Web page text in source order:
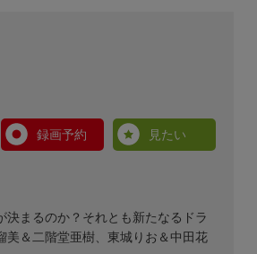
録画予約
見たい
まるのか？それとも新たなるドラ
美＆二階堂亜樹、東城りお＆中田花